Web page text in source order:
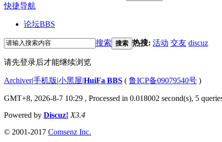
快捷导航
论坛BBS
搜索 搜索 热搜: 活动 交友 discuz
请先登录后才能继续浏览
Archiver|手机版|小黑屋|HuiFa BBS ( 鲁ICP备09079540号 )
GMT+8, 2026-8-7 10:29 , Processed in 0.018002 second(s), 5
Powered by Discuz! X3.4
© 2001-2017 Comsenz Inc.